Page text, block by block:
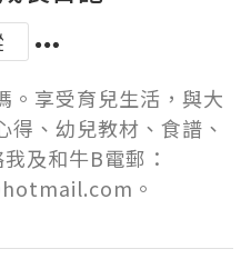
。享受育兒生活，與大
得、幼兒教材、食譜、
及和牛B電郵：
。